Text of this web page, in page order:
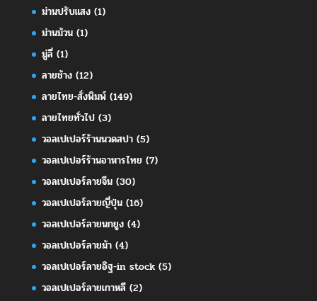
ม่านปรับแสง(1)
ม่านม้วน(1)
มู่ลี่(1)
ลายช้าง(12)
ลายไทย-สั่งพิมพ์(149)
ลายไทยทั่วไป(3)
วอลเปเปอร์ร้านนวดสปา(5)
วอลเปเปอร์ร้านอาหารไทย (7)
วอลเปเปอร์ลายจีน(30)
วอลเปเปอร์ลายญี่ปุ่น(16)
วอลเปเปอร์ลายนกยูง(4)
วอลเปเปอร์ลายม้า(4)
วอลเปเปอร์ลายอิฐ-in stock(5)
วอลเปเปอร์ลายเกาหลี(2)